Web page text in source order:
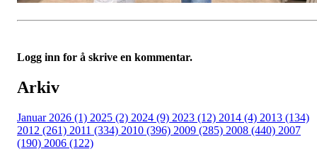
Logg inn for å skrive en kommentar.
Arkiv
Januar 2026 (1) 2025 (2) 2024 (9) 2023 (12) 2014 (4) 2013 (134)
2012 (261) 2011 (334) 2010 (396) 2009 (285) 2008 (440) 2007
(190) 2006 (122)